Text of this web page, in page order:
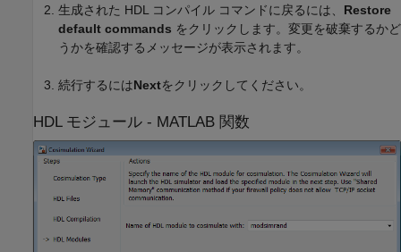
生成された HDL コンパイル コマンドに戻るには、 Restore
default commands をクリックします。変更を破棄するかど
うかを確認するメッセージが表示されます。
続行するにはNextをクリックしてください。
HDL モジュール - MATLAB 関数